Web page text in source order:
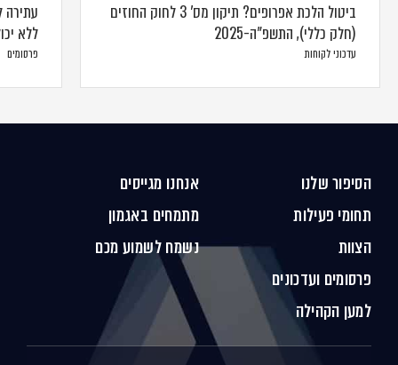
ביטול הלכת אפרופים? תיקון מס' 3 לחוק החוזים
(חלק כללי), התשפ"ה-2025
עדכוני לקוחות
ללא
פרסומים
הסיפור שלנו
תחומי פעילות
הצוות
פרסומים ועדכונים
למען הקהילה
אנחנו מגייסים
מתמחים באגמון
נשמח לשמוע מכם